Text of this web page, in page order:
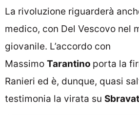
La rivoluzione riguarderà
medico, con Del Vescovo nel
giovanile. L’accordo con
Massimo Tarantino porta la
Ranieri ed è, dunque, quasi
testimonia la virata su